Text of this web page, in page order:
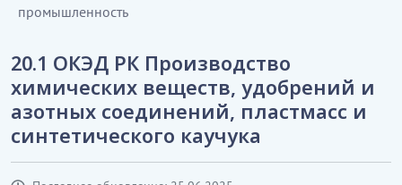
промышленность
20.1 ОКЭД РК Производство
химических веществ, удобрений и
азотных соединений, пластмасс и
синтетического каучука